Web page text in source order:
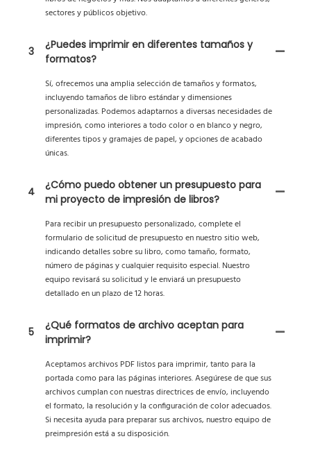
sectores y públicos objetivo.
3
¿Puedes imprimir en diferentes tamaños y
formatos?
Sí, ofrecemos una amplia selección de tamaños y formatos,
incluyendo tamaños de libro estándar y dimensiones
personalizadas. Podemos adaptarnos a diversas necesidades de
impresión, como interiores a todo color o en blanco y negro,
diferentes tipos y gramajes de papel, y opciones de acabado
únicas.
4
¿Cómo puedo obtener un presupuesto para
mi proyecto de impresión de libros?
Para recibir un presupuesto personalizado, complete el
formulario de solicitud de presupuesto en nuestro sitio web,
indicando detalles sobre su libro, como tamaño, formato,
número de páginas y cualquier requisito especial. Nuestro
equipo revisará su solicitud y le enviará un presupuesto
detallado en un plazo de 12 horas.
5
¿Qué formatos de archivo aceptan para
imprimir?
Aceptamos archivos PDF listos para imprimir, tanto para la
portada como para las páginas interiores. Asegúrese de que sus
archivos cumplan con nuestras directrices de envío, incluyendo
el formato, la resolución y la configuración de color adecuados.
Si necesita ayuda para preparar sus archivos, nuestro equipo de
preimpresión está a su disposición.